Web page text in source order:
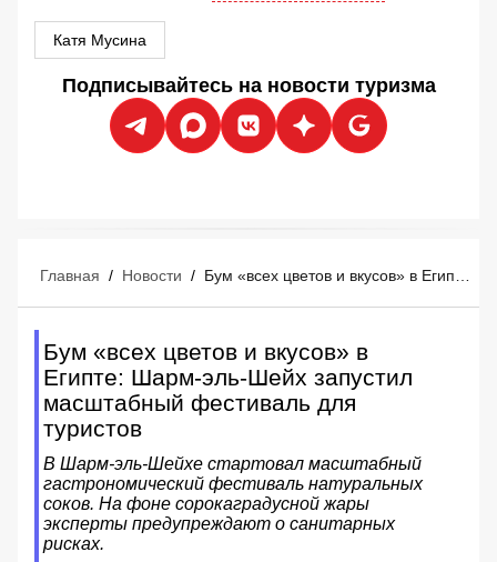
Катя Мусина
Подписывайтесь на новости туризма
Главная / Новости /
Бум «всех цветов и вкусов» в
Египте: Шарм-эль-Шейх запустил
масштабный фестиваль для
туристов
В Шарм-эль-Шейхе стартовал масштабный
гастрономический фестиваль натуральных
соков. На фоне сорокаградусной жары
эксперты предупреждают о санитарных
рисках.